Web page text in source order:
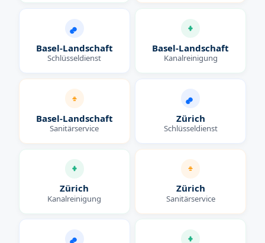
Basel-Landschaft
Schlüsseldienst
Basel-Landschaft
Kanalreinigung
Basel-Landschaft
Sanitärservice
Zürich
Schlüsseldienst
Zürich
Kanalreinigung
Zürich
Sanitärservice